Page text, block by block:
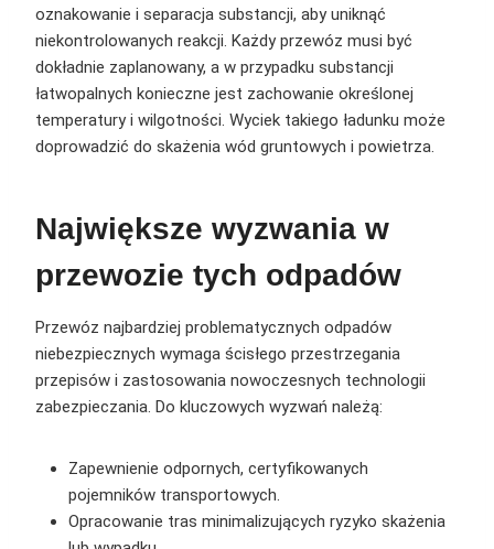
oznakowanie i separacja substancji, aby uniknąć
niekontrolowanych reakcji. Każdy przewóz musi być
dokładnie zaplanowany, a w przypadku substancji
łatwopalnych konieczne jest zachowanie określonej
temperatury i wilgotności. Wyciek takiego ładunku może
doprowadzić do skażenia wód gruntowych i powietrza.
Największe wyzwania w
przewozie tych odpadów
Przewóz najbardziej problematycznych odpadów
niebezpiecznych wymaga ścisłego przestrzegania
przepisów i zastosowania nowoczesnych technologii
zabezpieczania. Do kluczowych wyzwań należą:
Zapewnienie odpornych, certyfikowanych
pojemników transportowych.
Opracowanie tras minimalizujących ryzyko skażenia